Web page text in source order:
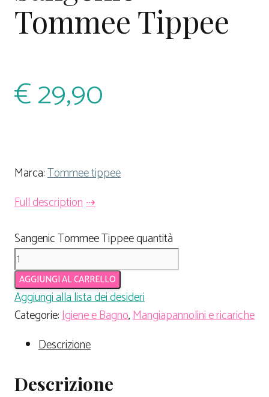
Tommee Tippee
€29,90
Marca:Tommee tippee
Full description
Sangenic Tommee Tippee quantità
AGGIUNGI AL CARRELLO
Aggiungi alla lista dei desideri
Categorie:Igiene e Bagno,Mangiapannolini e ricariche
Descrizione
Descrizione